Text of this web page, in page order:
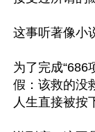
这事听著像小
为了完成“686
假：该救的没
人生直接被按